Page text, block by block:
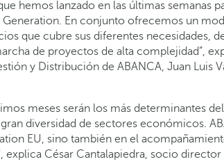
hemos lanzado en las últimas semanas
En conjunto ofrecemos un
que cubre sus diferentes necesidades,
de proyectos de alta complejidad”,
y Distribución de ABANCA, Juan Luis
meses serán los más determinantes
diversidad de sectores económicos.
EU, sino también en el
César Cantalapiedra, socio director